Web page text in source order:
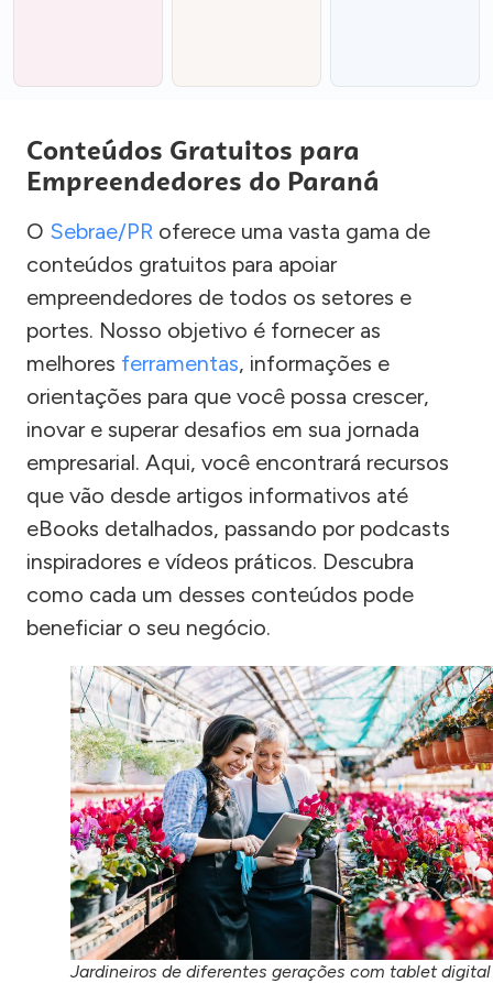
Conteúdos Gratuitos para
Empreendedores do Paraná
O Sebrae/PR oferece uma vasta gama de
conteúdos gratuitos para apoiar
empreendedores de todos os setores e
portes. Nosso objetivo é fornecer as
melhores ferramentas, informações e
orientações para que você possa crescer,
inovar e superar desafios em sua jornada
empresarial. Aqui, você encontrará recursos
que vão desde artigos informativos até
eBooks detalhados, passando por podcasts
inspiradores e vídeos práticos. Descubra
como cada um desses conteúdos pode
beneficiar o seu negócio.
Jardineiros de diferentes gerações com tablet digital